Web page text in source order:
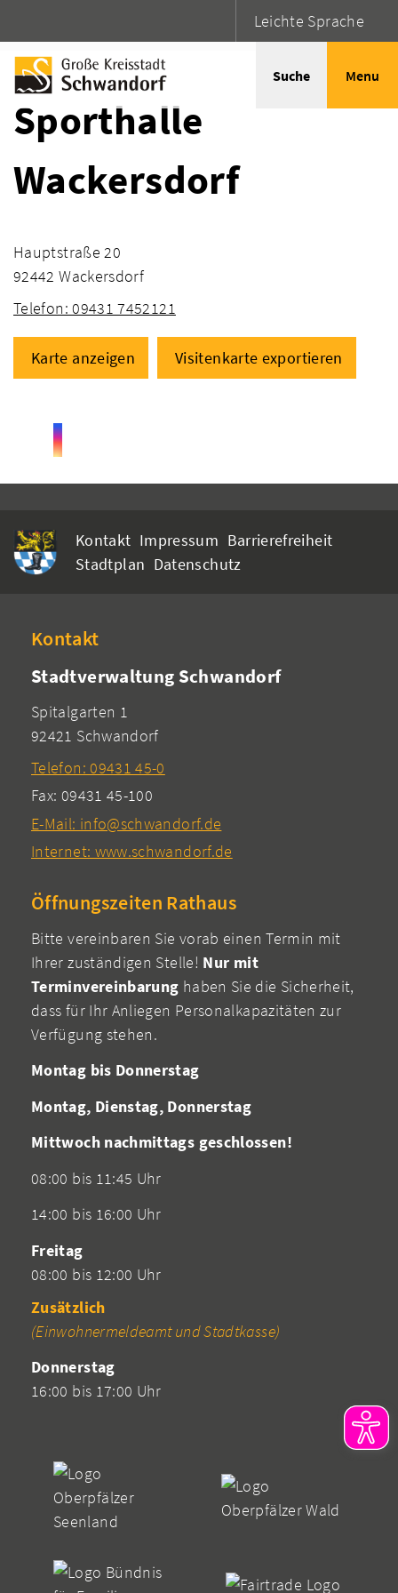
Leichte Sprache
Suche Menu
Sporthalle
Wackersdorf
Hauptstraße 20
92442 Wackersdorf
Telefon: 09431 7452121
Karte anzeigen Visitenkarte exportieren
Kontakt Impressum Barrierefreiheit
Stadtplan Datenschutz
Kontakt
Stadtverwaltung Schwandorf
Spitalgarten 1
92421 Schwandorf
Telefon: 09431 45-0
Fax: 09431 45-100
E-Mail: info@schwandorf.de
Internet: www.schwandorf.de
Öffnungszeiten Rathaus
Bitte vereinbaren Sie vorab einen Termin mit
Ihrer zuständigen Stelle! Nur mit
Terminvereinbarung haben Sie die Sicherheit,
dass für Ihr Anliegen Personalkapazitäten zur
Verfügung stehen.
Montag bis Donnerstag
Montag, Dienstag, Donnerstag
Mittwoch nachmittags geschlossen!
08:00 bis 11:45 Uhr
14:00 bis 16:00 Uhr
Freitag
08:00 bis 12:00 Uhr
Zusätzlich
(Einwohnermeldeamt und Stadtkasse)
Donnerstag
16:00 bis 17:00 Uhr